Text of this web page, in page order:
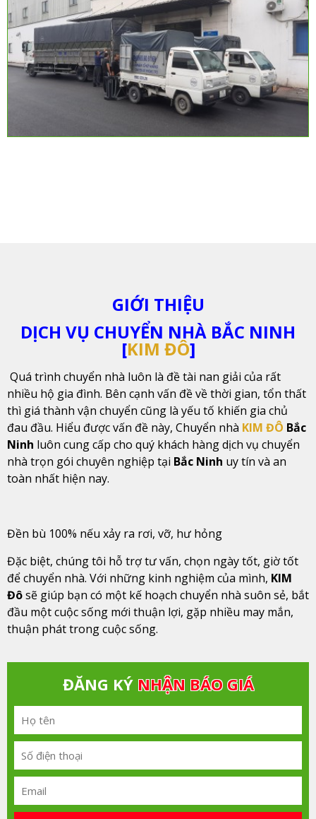
GIỚI THIỆU
DỊCH VỤ CHUYỂN NHÀ BẮC NINH
[KIM ĐÔ]
Quá trình chuyển nhà luôn là đề tài nan giải của rất
nhiều hộ gia đình. Bên cạnh vấn đề về thời gian, tổn thất
thì giá thành vận chuyển cũng là yếu tố khiến gia chủ
đau đầu. Hiểu được vấn đề này, Chuyển nhà KIM ĐÔ Bắc
Ninh luôn cung cấp cho quý khách hàng dịch vụ chuyển
nhà trọn gói chuyên nghiệp tại Bắc Ninh uy tín và an
toàn nhất hiện nay.
Đền bù 100% nếu xảy ra rơi, vỡ, hư hỏng
Đặc biệt, chúng tôi hỗ trợ tư vấn, chọn ngày tốt, giờ tốt
để chuyển nhà. Với những kinh nghiệm của mình, KIM
Đôsẽ giúp bạn có một kế hoạch chuyển nhà suôn sẻ, bắt
đầu một cuộc sống mới thuận lợi, gặp nhiều may mắn,
thuận phát trong cuộc sống.
ĐĂNG KÝ NHẬN BÁO GIÁ